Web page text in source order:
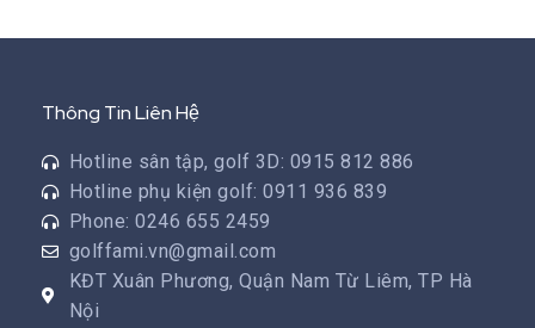
Thông Tin Liên Hệ
Hotline sân tập, golf 3D: 0915 812 886
Hotline phụ kiện golf: 0911 936 839
Phone: 0246 655 2459
golffami.vn@gmail.com
KĐT Xuân Phương, Quận Nam Từ Liêm, TP Hà
Nội